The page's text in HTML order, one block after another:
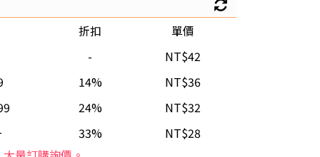
折扣
單價
-
NT$42
14%
NT$36
24%
NT$32
33%
NT$28